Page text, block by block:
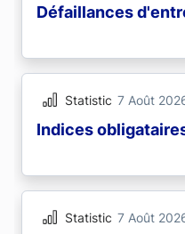
Défaillances
Statistic 7 Août
Indices
Statistic 7 Août